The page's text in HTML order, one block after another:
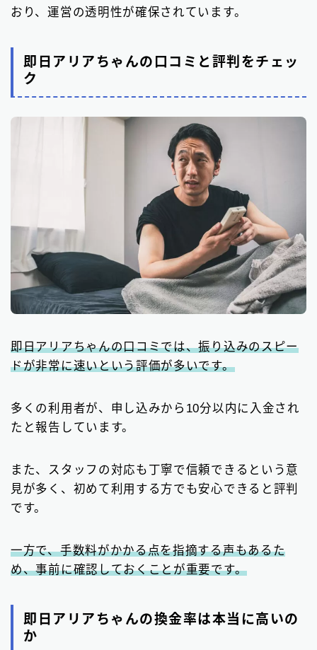
おり、運営の透明性が確保されています。
即日アリアちゃんの口コミと評判をチェッ
ク
即日アリアちゃんの口コミでは、振り込みのスピー
ドが非常に速いという評価が多いです。
多くの利用者が、申し込みから10分以内に入金され
たと報告しています。
また、スタッフの対応も丁寧で信頼できるという意
見が多く、初めて利用する方でも安心できると評判
です。
一方で、手数料がかかる点を指摘する声もあるた
め、事前に確認しておくことが重要です。
即日アリアちゃんの換金率は本当に高いの
か